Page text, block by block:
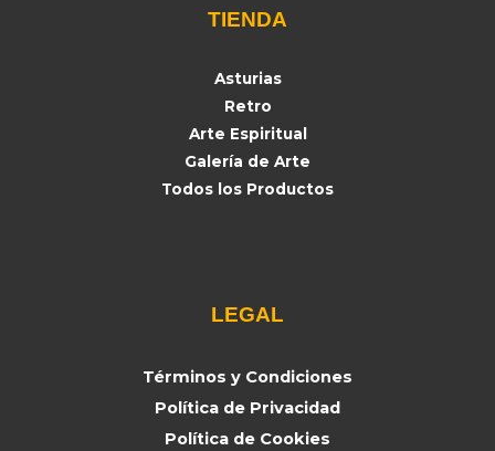
TIENDA
Asturias
Retro
Arte Espiritual
Galería de Arte
Todos los Productos
LEGAL
Términos y Condiciones
Política de Privacidad
Política de Cookies